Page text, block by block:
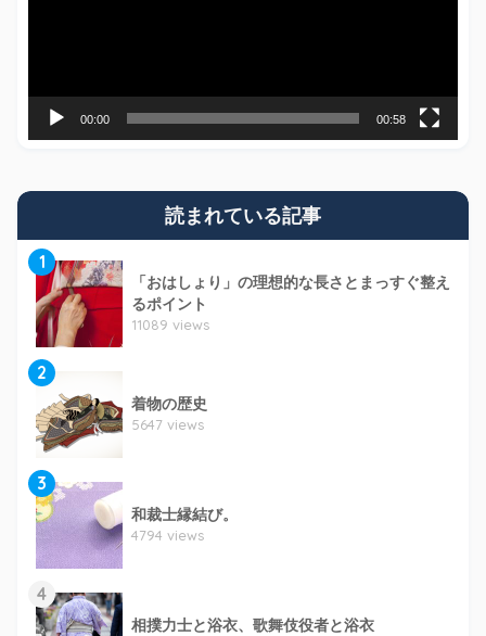
00:00 00:58
読まれている記事
1
「おはしょり」の理想的な長さとまっすぐ整え
るポイント
11089 views
2
着物の歴史
5647 views
3
和裁士縁結び。
4794 views
4
相撲力士と浴衣、歌舞伎役者と浴衣